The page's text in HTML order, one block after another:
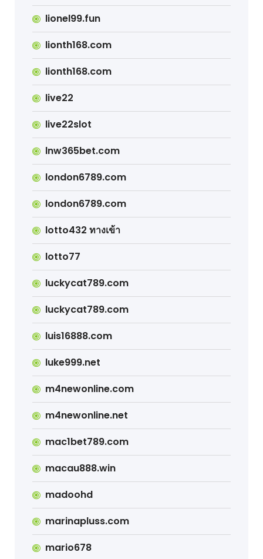
lionel99.fun
lionth168.com
lionth168.com
live22
live22slot
lnw365bet.com
london6789.com
london6789.com
lotto432 ทางเข้า
lotto77
luckycat789.com
luckycat789.com
luis16888.com
luke999.net
m4newonline.com
m4newonline.net
mac1bet789.com
macau888.win
madoohd
marinapluss.com
mario678